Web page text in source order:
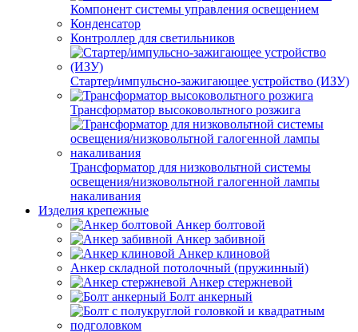
Компонент системы управления освещением
Конденсатор
Контроллер для светильников
Стартер/импульсно-зажигающее устройство (ИЗУ)
Трансформатор высоковольтного розжига
Трансформатор для низковольтной системы
освещения/низковольтной галогенной лампы
накаливания
Изделия крепежные
Анкер болтовой
Анкер забивной
Анкер клиновой
Анкер складной потолочный (пружинный)
Анкер стержневой
Болт анкерный